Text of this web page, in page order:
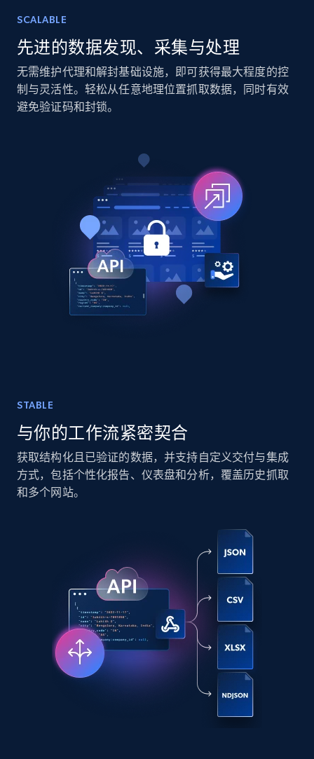
Author name, Asin, and more.
7.4K+
URL, Post id, Description, Create time, Digg
count, Share count, Collect count, Comment
count, and more.
Social media
6.7K+ 906+
URL, Post id, User url, User username raw,
comments, and more.
Social media
Indeed job listings information
Jobid, Company name, Date posted parsed, Job
title, Description text, Benefits, Qualifications,
Job type, and more.
Business
立即购买
SCALABLE
先进的数据发现、采集与处理
无需维护代理和解封基础设施，即可获得最大程度的控
制与灵活性。轻松从任意地理位置抓取数据，同时有效
避免验证码和封锁。
STABLE
与你的工作流紧密契合
获取结构化且已验证的数据，并支持自定义交付与集成
方式，包括个性化报告、仪表盘和分析，覆盖历史抓取
和多个网站。